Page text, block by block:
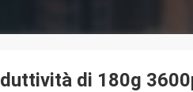
di 180g